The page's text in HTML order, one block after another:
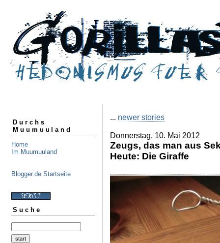
Durchs
Muumuuland
Home
Im Muumuuland
Blogger.de Startseite
Suche
... newer stories
Donnerstag, 10. Mai 2012
Zeugs, das man aus
Heute: Die Giraffe